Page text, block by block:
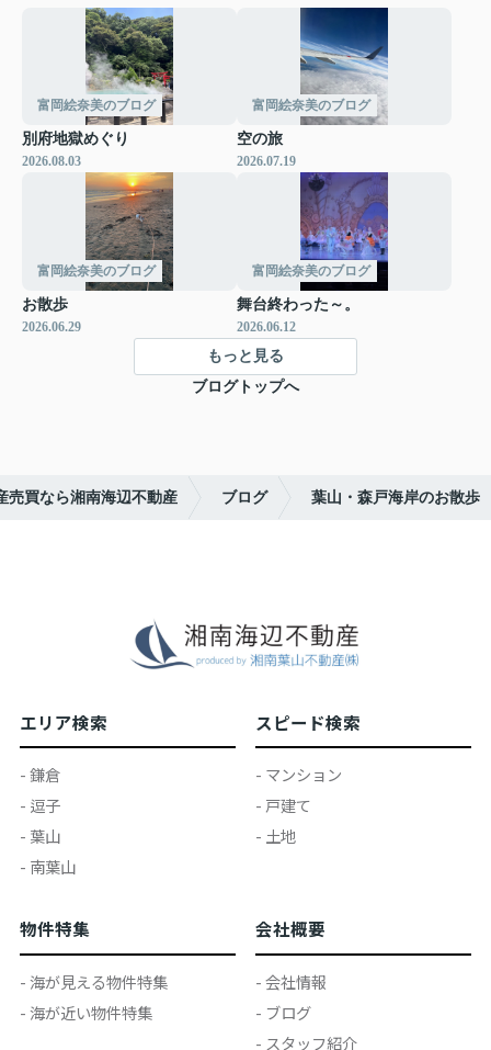
富岡絵奈美のブログ
別府地獄めぐり
2026.08.03
富岡絵奈美のブログ
空の旅
2026.07.19
富岡絵奈美のブログ
お散歩
2026.06.29
富岡絵奈美のブログ
舞台終わった～。
2026.06.12
もっと見る
ブログトップへ
売買なら湘南海辺不動産 ブログ 葉山・森戸海岸のお散歩
エリア検索
- 鎌倉
- 逗子
- 葉山
- 南葉山
スピード検索
- マンション
- 戸建て
- 土地
物件特集
- 海が見える物件特集
- 海が近い物件特集
会社概要
- 会社情報
- ブログ
- スタッフ紹介